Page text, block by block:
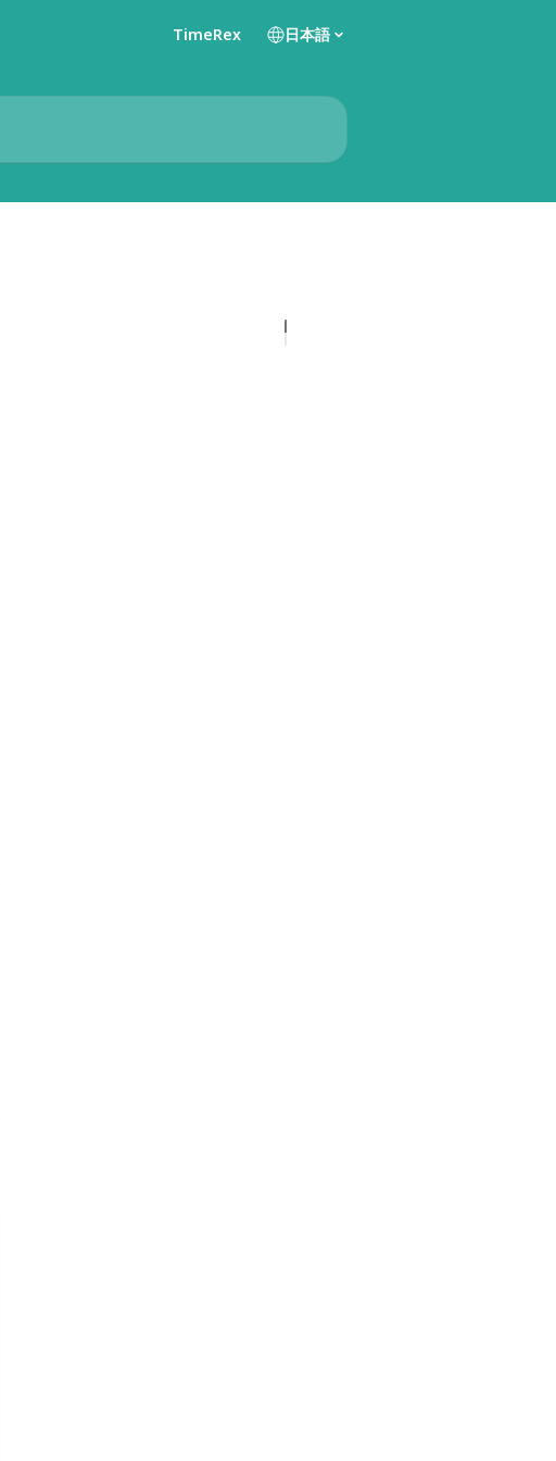
TimeRex 日本語